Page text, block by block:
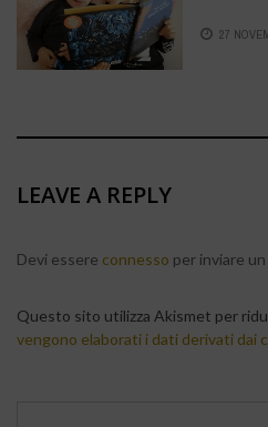
27
LEAVE A REPLY
Devi essere connesso per inviare
Questo sito utilizza Akismet per
vengono elaborati i dati derivati dai